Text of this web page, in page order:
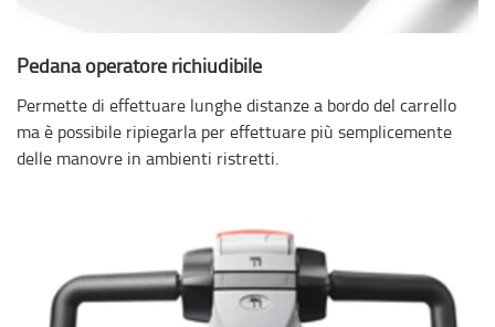
Pedana operatore richiudibile
Permette di effettuare lunghe distanze a bordo del carrello
ma è possibile ripiegarla per effettuare più semplicemente
delle manovre in ambienti ristretti.